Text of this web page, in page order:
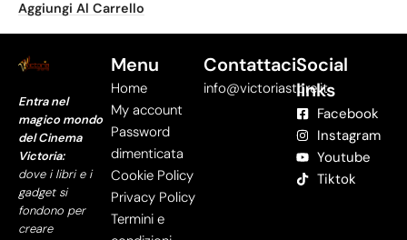
Aggiungi Al Carrello
Entra nel
magico mondo
del Cinema
Victoria:
dove i libri e i
gadget si
fondono per
creare
Menu
Home
My account
Password
dimenticata
Cookie Policy
Privacy Policy
Termini e
Contattaci
info@victoriastore.it
Social
links
Facebook
Instagram
Youtube
Tiktok